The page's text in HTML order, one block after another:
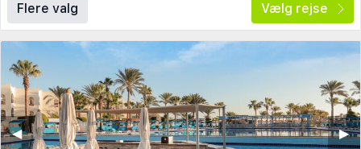
Flere valg Vælg rejse
▶︎
◀︎